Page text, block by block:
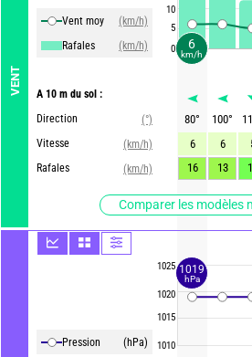
VENT
Vent moy
(km/h)
Rafales
(km/h)
A 10 m du sol :
Direction
(°)
Vitesse
(km/h)
Rafales
(km/h)
Comparer les modèles
Pression (hPa)
10
5
0
1025
1020
1015
1010
80° 100°
6
6
16
13
6
km/h
1019
hPa